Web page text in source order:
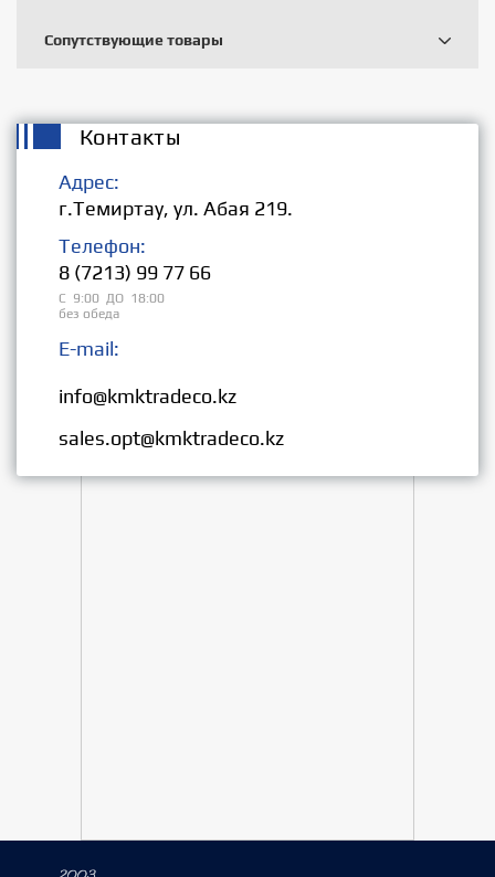
Сопутствующие товары
Контакты
Адрес:
г.Темиртау, ул. Абая 219.
Телефон:
8 (7213) 99 77 66
С 9:00 ДО 18:00
без обеда
E-mail:
info@kmktradeco.kz
sales.opt@kmktradeco.kz